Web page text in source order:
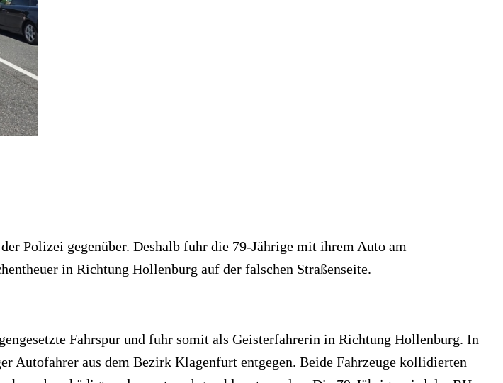
Polizei gegenüber. Deshalb fuhr die 79-Jährige mit ihrem Auto am
in Richtung Hollenburg auf der falschen Straßenseite.
Fahrspur und fuhr somit als Geisterfahrerin in Richtung Hollenburg. In
Autofahrer aus dem Bezirk Klagenfurt entgegen. Beide Fahrzeuge kollidierten